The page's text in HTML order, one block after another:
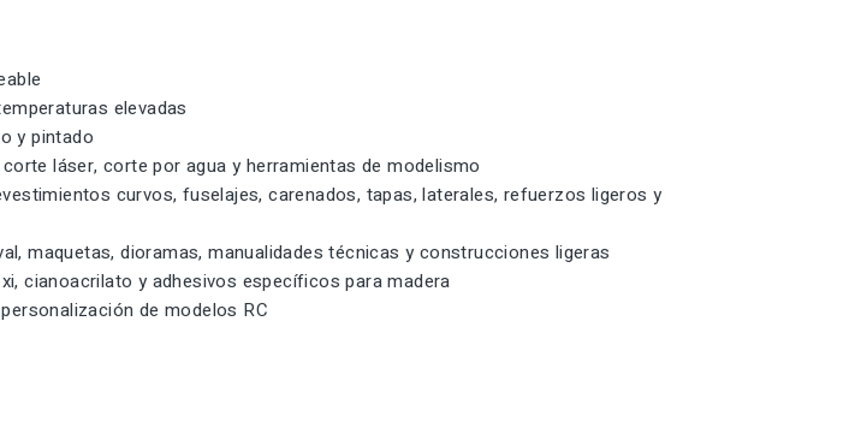
elevadas
y pintado
láser, corte por agua y herramientas de modelismo
curvos, fuselajes, carenados, tapas, laterales, refuerzos ligeros y
maquetas, dioramas, manualidades técnicas y construcciones ligeras
cianoacrilato y adhesivos específicos para madera
de modelos RC